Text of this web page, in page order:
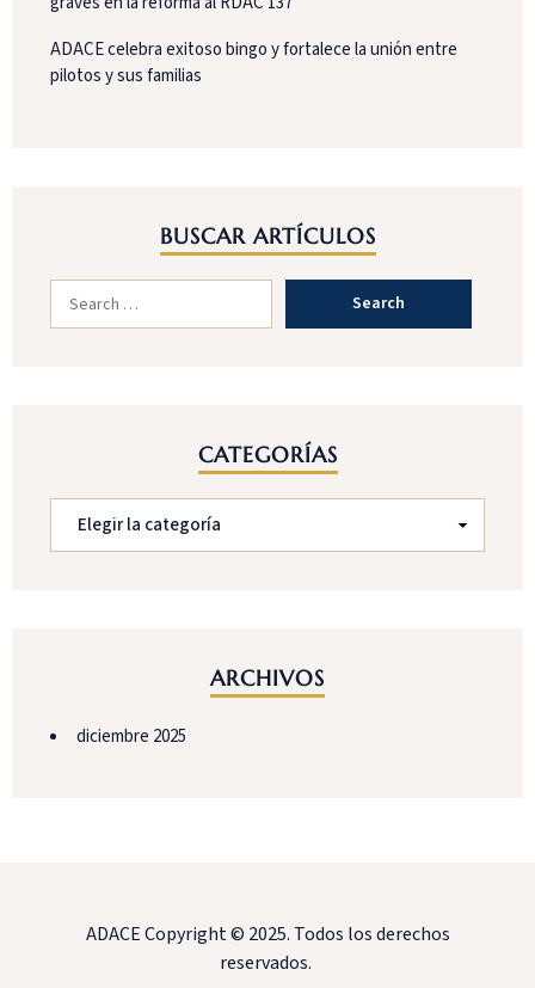
ADACE celebra exitoso bingo y fortalece la unión entre
pilotos y sus familias
BUSCAR ARTÍCULOS
CATEGORÍAS
ARCHIVOS
diciembre 2025
ADACE Copyright © 2025. Todos los derechos
reservados.